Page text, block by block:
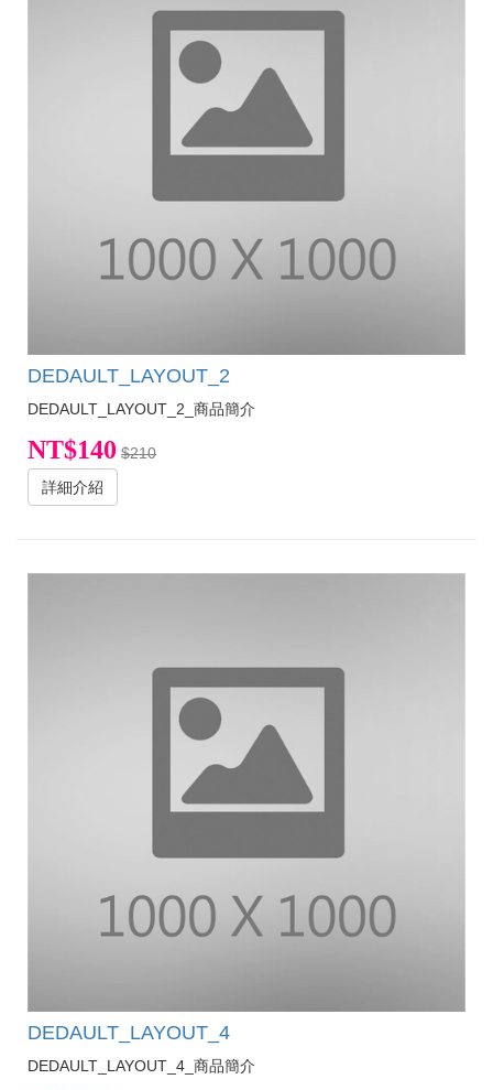
DEDAULT_LAYOUT_2
DEDAULT_LAYOUT_2_商品簡介
NT$140 $210
詳細介紹
DEDAULT_LAYOUT_4
DEDAULT_LAYOUT_4_商品簡介